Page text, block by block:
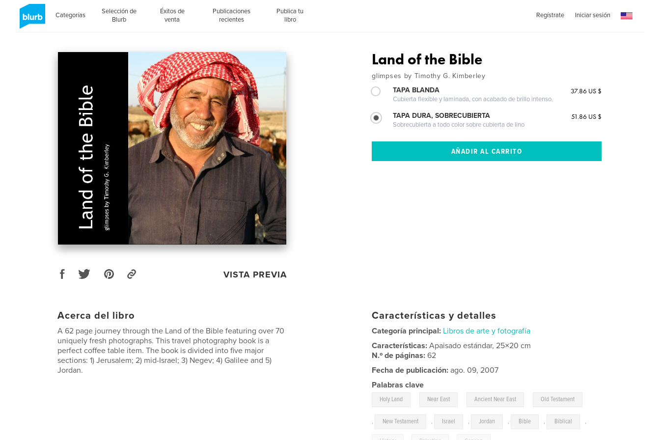
Categorías
Selección de
Blurb
Éxitos de
venta
Publicaciones
recientes
Publica tu
libro
Regístrate Iniciar sesión
VISTA PREVIA
Land of the Bible
glimpses by Timothy G. Kimberley
TAPA BLANDA
Cubierta flexible y laminada, con acabado de brillo intenso.
37.86 US $
TAPA DURA, SOBRECUBIERTA
Sobrecubierta a todo color sobre cubierta de lino
51.86 US $
Acerca del libro
A 62 page journey through the Land of the Bible featuring over 70
uniquely fresh photographs. This travel photography book is a
perfect coffee table item. The book is divided into five major
sections: 1) Jerusalem; 2) mid-Israel; 3) Negev; 4) Galilee and 5)
Jordan.
Características y detalles
Categoría principal: Libros de arte y fotografía
Características:Apaisado estándar, 25×20 cm
N.º de páginas:62
Fecha de publicación: ago. 09, 2007
Palabras clave
Holy Land Near East Ancient Near East Old Testament
, New Testament , Israel , Jordan , Bible , Biblical ,